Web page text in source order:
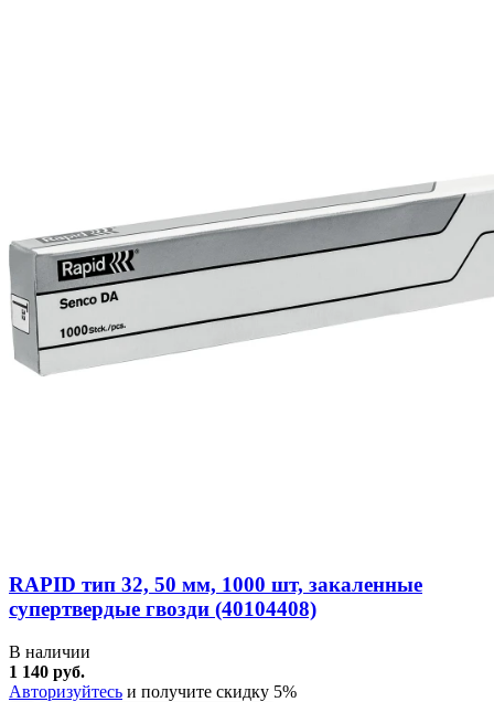
RAPID тип 32, 50 мм, 1000 шт, закаленные
супертвердые гвозди (40104408)
В наличии
1 140 руб.
Авторизуйтесь и получите скидку 5%